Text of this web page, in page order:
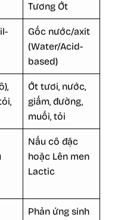
Tương Ớt
Gốc nước/axit
(Water/Acid-
based)
Ớt tươi, nước,
giấm, đường,
muối, tỏi
Nấu cô đặc
hoặc Lên men
Lactic
Phản ứng sinh